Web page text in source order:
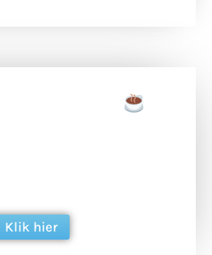
Klik hier